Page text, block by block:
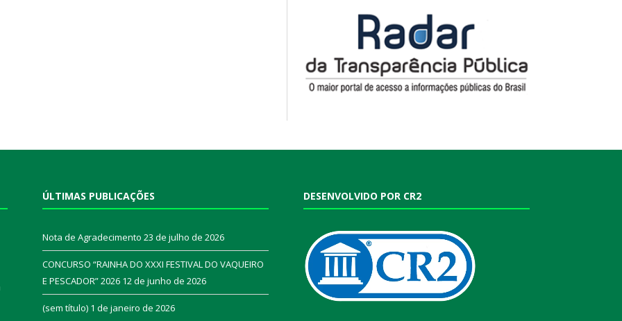
ÚLTIMAS PUBLICAÇÕES
Nota de Agradecimento 23 de julho de 2026
CONCURSO “RAINHA DO XXXI FESTIVAL DO VAQUEIRO
E PESCADOR” 2026 12 de junho de 2026
(sem título) 1 de janeiro de 2026
DESENVOLVIDO POR CR2